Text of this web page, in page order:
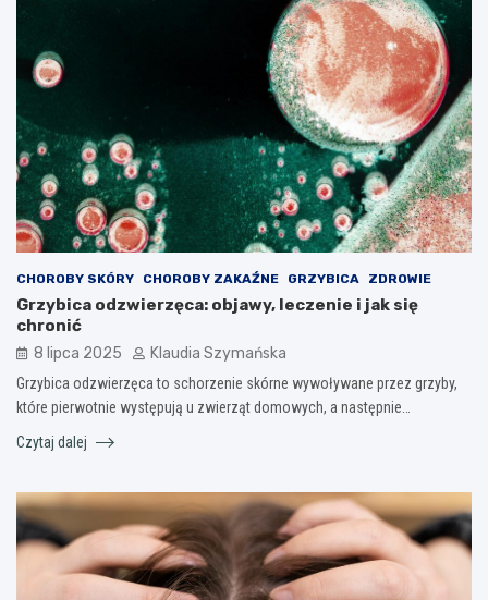
CHOROBY SKÓRY CHOROBY ZAKAŹNE GRZYBICA ZDROWIE
Grzybica odzwierzęca: objawy, leczenie i jak się
chronić
8 lipca 2025 Klaudia Szymańska
Grzybica odzwierzęca to schorzenie skórne wywoływane przez grzyby,
które pierwotnie występują u zwierząt domowych, a następnie…
Czytaj dalej